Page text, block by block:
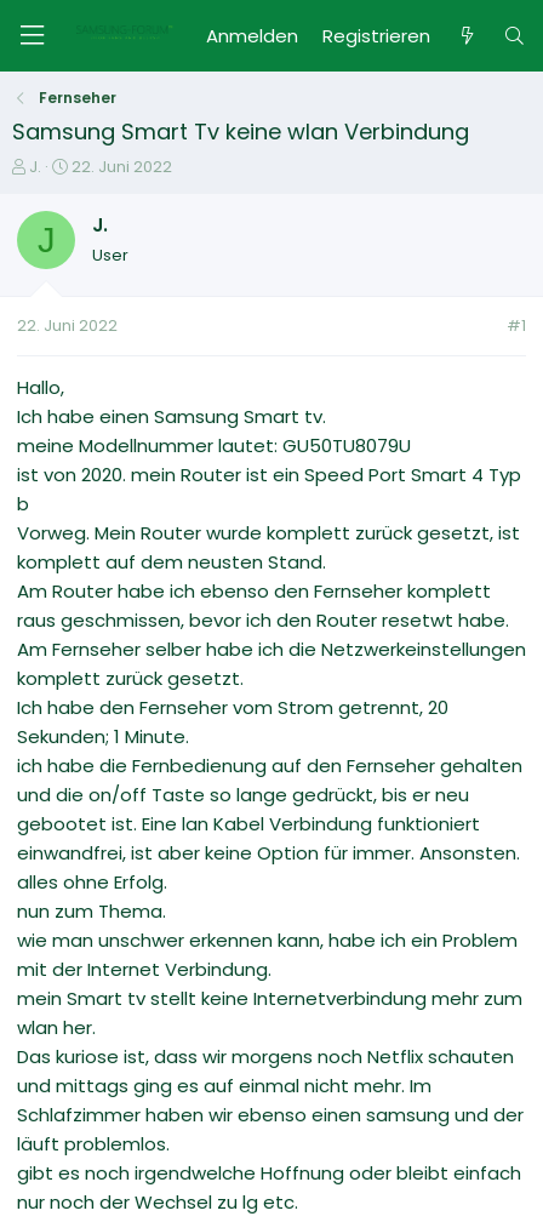
Anmelden Registrieren
Fernseher
Samsung Smart Tv keine wlan Verbindung
E
s
e
e
J.
E
t
e
t
22. Juni 2022
J J.
User
22. Juni 2022 #1
Hallo,
Ich habe einen Samsung Smart tv.
meine Modellnummer lautet: GU50TU8079U
ist von 2020. mein Router ist ein Speed Port Smart 4 Typ
b
Vorweg. Mein Router wurde komplett zurück gesetzt, ist
komplett auf dem neusten Stand.
Am Router habe ich ebenso den Fernseher komplett
raus geschmissen, bevor ich den Router resetwt habe.
Am Fernseher selber habe ich die Netzwerkeinstellungen
komplett zurück gesetzt.
Ich habe den Fernseher vom Strom getrennt, 20
Sekunden; 1 Minute.
ich habe die Fernbedienung auf den Fernseher gehalten
und die on/off Taste so lange gedrückt, bis er neu
gebootet ist. Eine lan Kabel Verbindung funktioniert
einwandfrei, ist aber keine Option für immer. Ansonsten.
alles ohne Erfolg.
nun zum Thema.
wie man unschwer erkennen kann, habe ich ein Problem
mit der Internet Verbindung.
mein Smart tv stellt keine Internetverbindung mehr zum
wlan her.
Das kuriose ist, dass wir morgens noch Netflix schauten
und mittags ging es auf einmal nicht mehr. Im
Schlafzimmer haben wir ebenso einen samsung und der
läuft problemlos.
gibt es noch irgendwelche Hoffnung oder bleibt einfach
nur noch der Wechsel zu lg etc.